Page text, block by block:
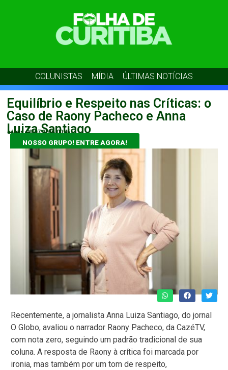
COLUNISTAS MÍDIA ÚLTIMAS NOTÍCIAS
Equilíbrio e Respeito nas Críticas: o
Caso de Raony Pacheco e Anna
Luiza Santiago
admin 09/07/2026 00:45
NOSSO GRUPO! ENTRE AGORA!
Recentemente, a jornalista Anna Luiza Santiago, do jornal
O Globo, avaliou o narrador Raony Pacheco, da CazéTV,
com nota zero, seguindo um padrão tradicional de sua
coluna. A resposta de Raony à crítica foi marcada por
ironia, mas também por um tom de respeito,